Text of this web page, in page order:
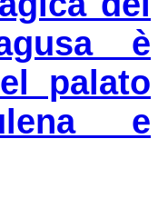
è
palato
e